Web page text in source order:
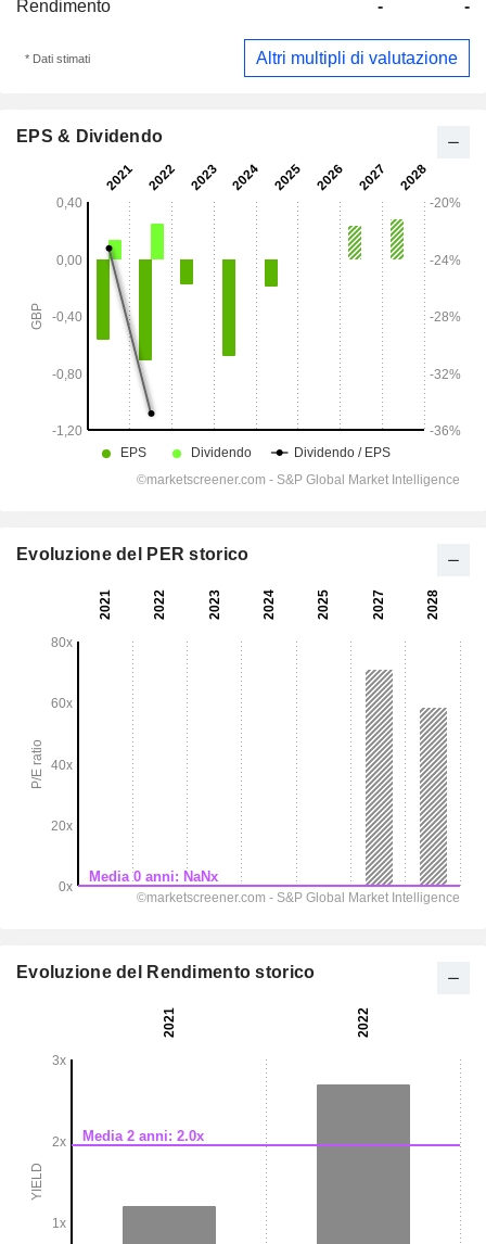
Rendimento - -
* Dati stimati Altri multipli di valutazione
EPS & Dividendo
Evoluzione del PER storico
Evoluzione del Rendimento storico